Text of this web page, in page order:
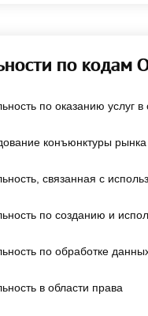
по
по оказанию услуг
конъюнктуры
связанная с
по созданию и
по обработке
в области права